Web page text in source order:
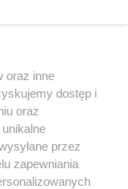
oraz inne
dostęp i
oraz
przez
zapewniania